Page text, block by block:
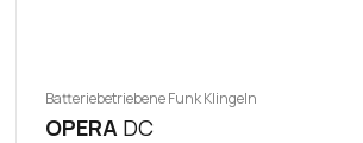
Batteriebetriebene Funk Klingeln
OPERA DC